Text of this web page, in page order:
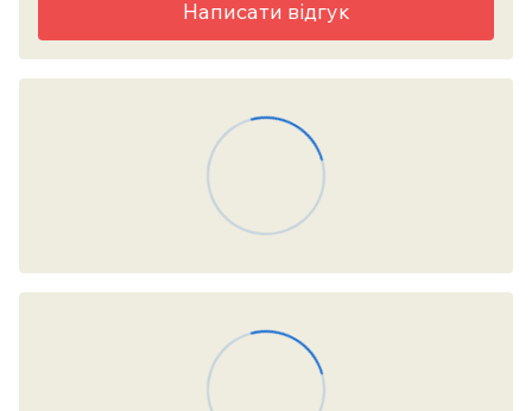
Написати відгук